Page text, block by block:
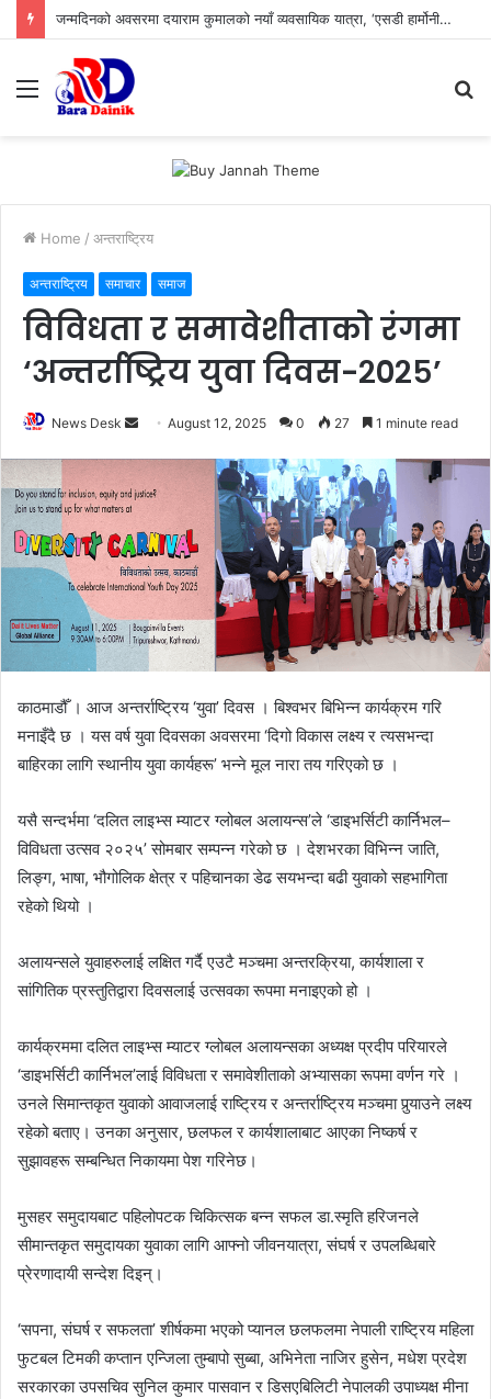
जन्मदिनको अवसरमा दयाराम कुमालको नयाँ व्यवसायिक यात्रा, ‘एसडी हार्मोनी रेस्टुरेन्ट’को भव्य उद्घाटन सम्पन्न।
Menu
Home / अन्तराष्ट्रिय
अन्तराष्ट्रिय समाचार समाज
विविधता र समावेशीताको रंगमा
‘अन्तर्राष्ट्रिय युवा दिवस-२०२५’
News Desk
n
d
a
n
e
a
August 12, 2025 0 27 1 minute read
काठमाडौँ । आज अन्तर्राष्ट्रिय ‘युवा’ दिवस । बिश्वभर बिभिन्न कार्यक्रम गरि
मनाइँदै छ । यस वर्ष युवा दिवसका अवसरमा ‘दिगो विकास लक्ष्य र त्यसभन्दा
बाहिरका लागि स्थानीय युवा कार्यहरू’ भन्ने मूल नारा तय गरिएको छ ।
यसै सन्दर्भमा ‘दलित लाइभ्स म्याटर ग्लोबल अलायन्स’ले ‘डाइभर्सिटी कार्निभल–
विविधता उत्सव २०२५’ सोमबार सम्पन्न गरेको छ । देशभरका विभिन्न जाति,
लिङ्ग, भाषा, भौगोलिक क्षेत्र र पहिचानका डेढ सयभन्दा बढी युवाको सहभागिता
रहेको थियो ।
अलायन्सले युवाहरुलाई लक्षित गर्दै एउटै मञ्चमा अन्तरक्रिया, कार्यशाला र
सांगितिक प्रस्तुतिद्वारा दिवसलाई उत्सवका रूपमा मनाइएको हो ।
कार्यक्रममा दलित लाइभ्स म्याटर ग्लोबल अलायन्सका अध्यक्ष प्रदीप परियारले
‘डाइभर्सिटी कार्निभल’लाई विविधता र समावेशीताको अभ्यासका रूपमा वर्णन गरे ।
उनले सिमान्तकृत युवाको आवाजलाई राष्ट्रिय र अन्तर्राष्ट्रिय मञ्चमा पुर्‍याउने लक्ष्य
रहेको बताए। उनका अनुसार, छलफल र कार्यशालाबाट आएका निष्कर्ष र
सुझावहरू सम्बन्धित निकायमा पेश गरिनेछ।
मुसहर समुदायबाट पहिलोपटक चिकित्सक बन्न सफल डा.स्मृति हरिजनले
सीमान्तकृत समुदायका युवाका लागि आफ्नो जीवनयात्रा, संघर्ष र उपलब्धिबारे
प्रेरणादायी सन्देश दिइन्।
‘सपना, संघर्ष र सफलता’ शीर्षकमा भएको प्यानल छलफलमा नेपाली राष्ट्रिय महिला
फुटबल टिमकी कप्तान एन्जिला तुम्बापो सुब्बा, अभिनेता नाजिर हुसेन, मधेश प्रदेश
सरकारका उपसचिव सुनिल कुमार पासवान र डिसएबिलिटी नेपालकी उपाध्यक्ष मीना